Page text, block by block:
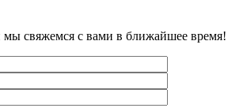
мы свяжемся с вами в ближайшее время!